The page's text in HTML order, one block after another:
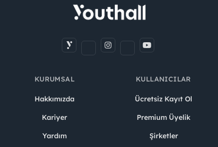
KURUMSAL
Hakkımızda
Kariyer
Yardım
KULLANICILAR
Ücretsiz Kayıt Ol
Premium Üyelik
Şirketler